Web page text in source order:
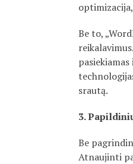
Be to,
srautą.
3.
Be
Atnaujinti